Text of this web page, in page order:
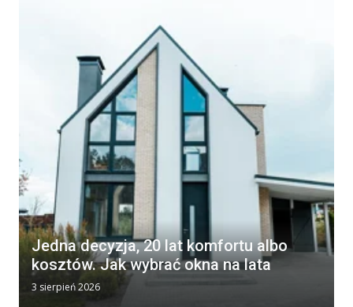
Jedna decyzja, 20 lat komfortu albo
kosztów. Jak wybrać okna na lata
3 sierpień 2026